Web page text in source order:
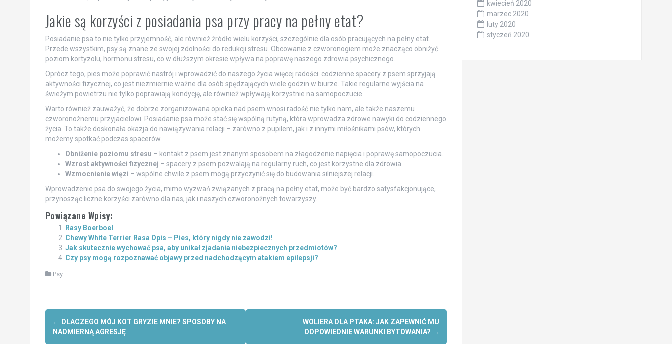
Jakie są korzyści z posiadania psa przy pracy na pełny etat?
Posiadanie psa to nie tylko przyjemność, ale również źródło wielu korzyści, szczególnie dla osób pracujących na pełny etat.
Przede wszystkim, psy są znane ze swojej zdolności do redukcji stresu. Obcowanie z czworonogiem może znacząco obniżyć
poziom kortyzolu, hormonu stresu, co w dłuższym okresie wpływa na poprawę naszego zdrowia psychicznego.
Oprócz tego, pies może poprawić nastrój i wprowadzić do naszego życia więcej radości. codzienne spacery z psem sprzyjają
aktywności fizycznej, co jest niezmiernie ważne dla osób spędzających wiele godzin w biurze. Takie regularne wyjścia na
świeżym powietrzu nie tylko poprawiają kondycję, ale również wpływają korzystnie na samopoczucie.
Warto również zauważyć, że dobrze zorganizowana opieka nad psem wnosi radość nie tylko nam, ale także naszemu
czworonożnemu przyjacielowi. Posiadanie psa może stać się wspólną rutyną, która wprowadza zdrowe nawyki do codziennego
życia. To także doskonała okazja do nawiązywania relacji – zarówno z pupilem, jak i z innymi miłośnikami psów, których
możemy spotkać podczas spacerów.
Obniżenie poziomu stresu – kontakt z psem jest znanym sposobem na złagodzenie napięcia i poprawę samopoczucia.
Wzrost aktywności fizycznej – spacery z psem pozwalają na regularny ruch, co jest korzystne dla zdrowia.
Wzmocnienie więzi – wspólne chwile z psem mogą przyczynić się do budowania silniejszej relacji.
Wprowadzenie psa do swojego życia, mimo wyzwań związanych z pracą na pełny etat, może być bardzo satysfakcjonujące,
przynosząc liczne korzyści zarówno dla nas, jak i naszych czworonożnych towarzyszy.
Powiązane Wpisy:
Rasy Boerboel
Chewy White Terrier Rasa Opis – Pies, który nigdy nie zawodzi!
Jak skutecznie wychować psa, aby unikał zjadania niebezpiecznych przedmiotów?
Czy psy mogą rozpoznawać objawy przed nadchodzącym atakiem epilepsji?
Psy
Post
navigation
← DLACZEGO MÓJ KOT GRYZIE MNIE? SPOSOBY NA
NADMIERNĄ AGRESJĘ
WOLIERA DLA PTAKA: JAK ZAPEWNIĆ MU
ODPOWIEDNIE WARUNKI BYTOWANIA? →
kwiecień 2020
marzec 2020
luty 2020
styczeń 2020